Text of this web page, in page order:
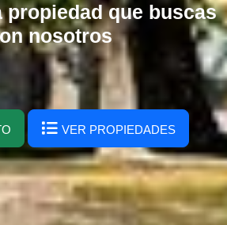
propiedad que buscas
nosotros
VER PROPIEDADES